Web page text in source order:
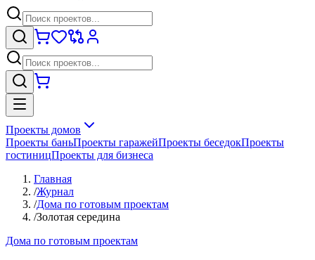
Проекты домов
Проекты баньПроекты гаражейПроекты беседокПроекты
гостиницПроекты для бизнеса
Главная
/Журнал
/Дома по готовым проектам
/Золотая середина
Дома по готовым проектам